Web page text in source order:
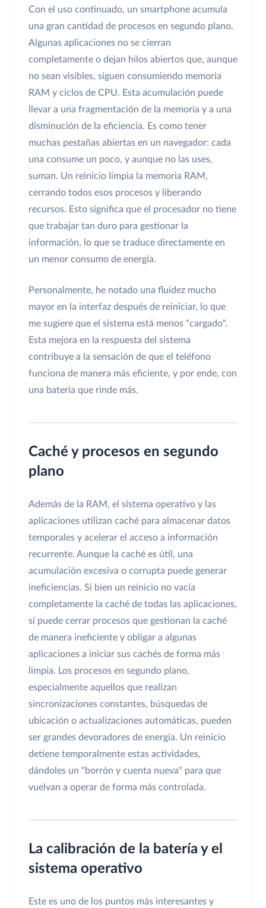
Con el uso continuado, un smartphone acumula
una gran cantidad de procesos en segundo plano.
Algunas aplicaciones no se cierran
completamente o dejan hilos abiertos que, aunque
no sean visibles, siguen consumiendo memoria
RAM y ciclos de CPU. Esta acumulación puede
llevar a una fragmentación de la memoria y a una
disminución de la eficiencia. Es como tener
muchas pestañas abiertas en un navegador: cada
una consume un poco, y aunque no las uses,
suman. Un reinicio limpia la memoria RAM,
cerrando todos esos procesos y liberando
recursos. Esto significa que el procesador no tiene
que trabajar tan duro para gestionar la
información, lo que se traduce directamente en
un menor consumo de energía.
Personalmente, he notado una fluidez mucho
mayor en la interfaz después de reiniciar, lo que
me sugiere que el sistema está menos "cargado".
Esta mejora en la respuesta del sistema
contribuye a la sensación de que el teléfono
funciona de manera más eficiente, y por ende, con
una batería que rinde más.
Caché y procesos en segundo
plano
Además de la RAM, el sistema operativo y las
aplicaciones utilizan caché para almacenar datos
temporales y acelerar el acceso a información
recurrente. Aunque la caché es útil, una
acumulación excesiva o corrupta puede generar
ineficiencias. Si bien un reinicio no vacía
completamente la caché de todas las aplicaciones,
sí puede cerrar procesos que gestionan la caché
de manera ineficiente y obligar a algunas
aplicaciones a iniciar sus cachés de forma más
limpia. Los procesos en segundo plano,
especialmente aquellos que realizan
sincronizaciones constantes, búsquedas de
ubicación o actualizaciones automáticas, pueden
ser grandes devoradores de energía. Un reinicio
detiene temporalmente estas actividades,
dándoles un "borrón y cuenta nueva" para que
vuelvan a operar de forma más controlada.
La calibración de la batería y el
sistema operativo
Este es uno de los puntos más interesantes y